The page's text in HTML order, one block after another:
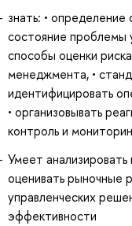
знать: •
состояние проблемы
способы оценки
менеджмента, •
идентифицировать
• организовывать
контроль и
Умеет
оценивать рыночные
управленческих
эффективности